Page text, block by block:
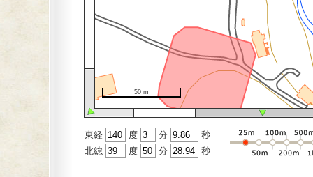
50 m
東経 度 分
秒
北緿
度 分 秒